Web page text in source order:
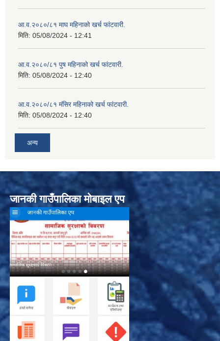
आ.व.२०८०/८१ माघ महिनाको खर्च फांटवारी.
मिति: 05/08/2024 - 12:41
आ.व.२०८०/८१ पुष महिनाको खर्च फांटवारी.
मिति: 05/08/2024 - 12:40
आ.व.२०८०/८१ मंसिर महिनाको खर्च फांटवारी.
मिति: 05/08/2024 - 12:40
अन्य
जानकी गाउँपालिका मोबाइल एप